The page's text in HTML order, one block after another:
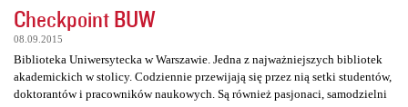
Checkpoint BUW
08.09.2015
Biblioteka Uniwersytecka w Warszawie. Jedna z najważniejszych bibliotek
akademickich w stolicy. Codziennie przewijają się przez nią setki studentów,
doktorantów i pracowników naukowych. Są również pasjonaci, samodzielni